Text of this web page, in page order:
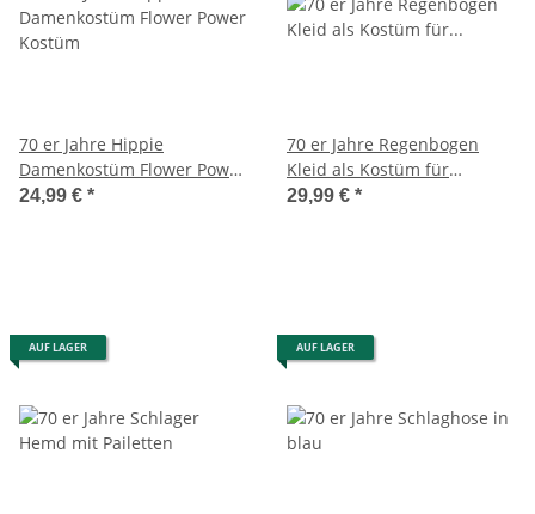
70 er Jahre Hippie
Damenkostüm Flower Power
Kostüm
24,99 € *
70 er Jahre Regenbogen
Kleid als Kostüm für
Mädchen
29,99 € *
AUF LAGER AUF LAGER